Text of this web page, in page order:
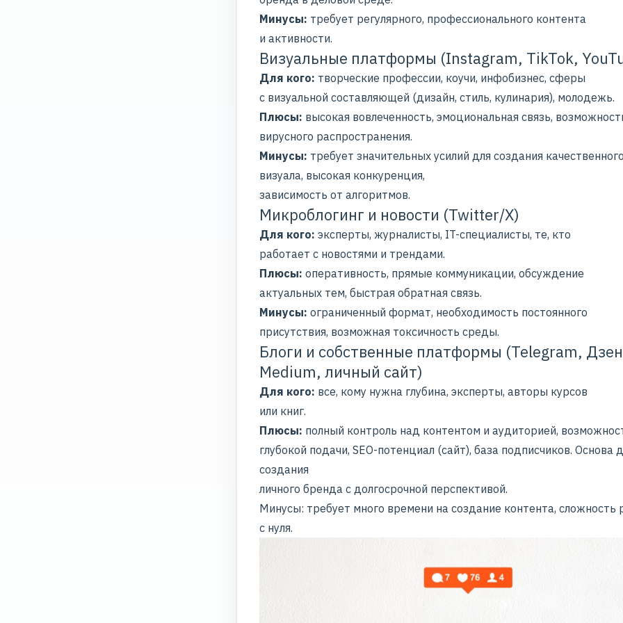
Минусы: требует регулярного, профессионального контента
и активности.
Визуальные платформы (Instagram, TikTok,
Для кого: творческие профессии, коучи, инфобизнес, сферы
с визуальной составляющей (дизайн, стиль, кулинария), молодежь.
Плюсы: высокая вовлеченность, эмоциональная связь,
вирусного распространения.
Минусы: требует значительных усилий для создания качественного
визуала, высокая конкуренция,
зависимость от алгоритмов.
Микроблогинг и новости (Twitter/X)
Для кого: эксперты, журналисты, IT-специалисты, те, кто
работает с новостями и трендами.
Плюсы: оперативность, прямые коммуникации, обсуждение
актуальных тем, быстрая обратная связь.
Минусы: ограниченный формат, необходимость постоянного
присутствия, возможная токсичность среды.
Блоги и собственные платформы (Telegram,
Medium, личный сайт)
Для кого: все, кому нужна глубина, эксперты, авторы курсов
или книг.
Плюсы: полный контроль над контентом и аудиторией,
глубокой подачи, SEO-потенциал (сайт), база подписчиков. Основа
создания
личного бренда с долгосрочной перспективой.
Минусы: требует много времени на создание контента, сложность
с нуля.